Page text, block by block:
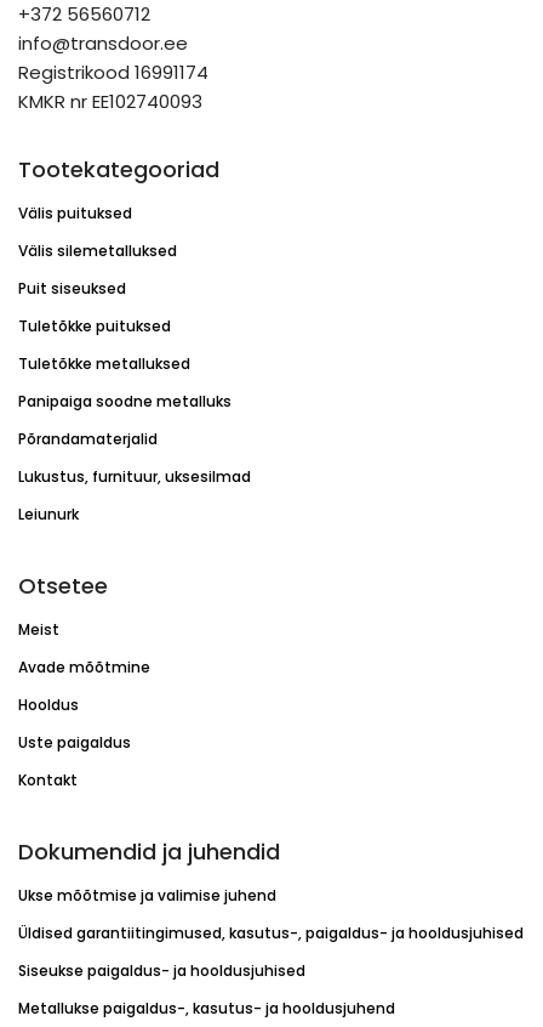
+372 56560712
info@transdoor.ee
Registrikood 16991174
KMKR nr EE102740093
Tootekategooriad
Välis puituksed
Välis silemetalluksed
Puit siseuksed
Tuletõkke puituksed
Tuletõkke metalluksed
Panipaiga soodne metalluks
Põrandamaterjalid
Lukustus, furnituur, uksesilmad
Leiunurk
Otsetee
Meist
Avade mõõtmine
Hooldus
Uste paigaldus
Kontakt
Dokumendid ja juhendid
Ukse mõõtmise ja valimise juhend
Üldised garantiitingimused, kasutus-, paigaldus- ja hooldusjuhised
Siseukse paigaldus- ja hooldusjuhised
Metallukse paigaldus-, kasutus- ja hooldusjuhend